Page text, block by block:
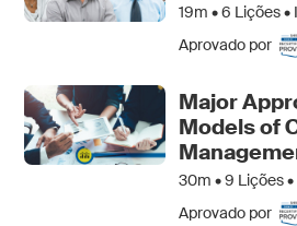
19m •6 Lições
Aprovado por
Major
Models of
30m •9 Lições
Aprovado por